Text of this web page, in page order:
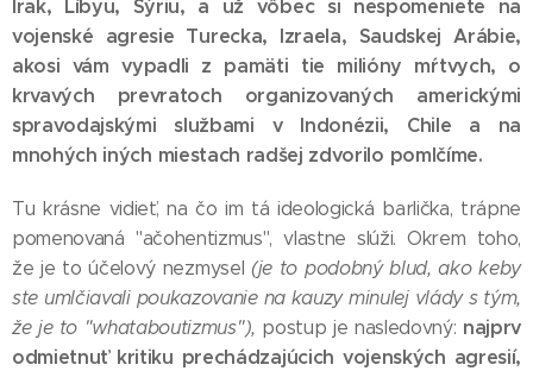
Irak, Líbyu, Sýriu, a už vôbec si nespomeniete na
vojenské agresie Turecka, Izraela, Saudskej Arábie,
akosi vám vypadli z pamäti tie milióny mŕtvych, o
krvavých prevratoch organizovaných americkými
spravodajskými službami v Indonézii, Chile a na
mnohých iných miestach radšej zdvorilo pomlčíme.
Tu krásne vidieť, na čo im tá ideologická barlička, trápne
pomenovaná "ačohentizmus", vlastne slúži. Okrem toho,
že je to účelový nezmysel (je to podobný blud, ako keby
ste umlčiavali poukazovanie na kauzy minulej vlády s tým,
že je to "whataboutizmus"), postup je nasledovný: najprv
odmietnuť kritiku prechádzajúcich vojenských agresií,